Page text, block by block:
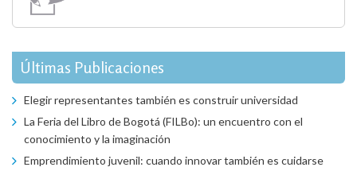
Últimas Publicaciones
Elegir representantes también es construir universidad
La Feria del Libro de Bogotá (FILBo): un encuentro con el
conocimiento y la imaginación
Emprendimiento juvenil: cuando innovar también es cuidarse